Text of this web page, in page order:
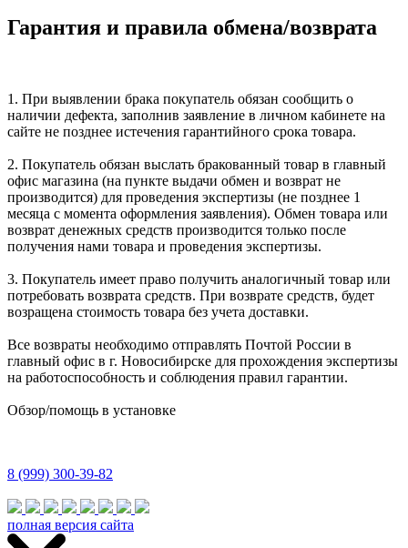
Гарантия и правила обмена/возврата
1. При выявлении брака покупатель обязан сообщить о
наличии дефекта, заполнив заявление в личном кабинете на
сайте не позднее истечения гарантийного срока товара.
2. Покупатель обязан выслать бракованный товар в главный
офис магазина (на пункте выдачи обмен и возврат не
производится) для проведения экспертизы (не позднее 1
месяца с момента оформления заявления). Обмен товара или
возврат денежных средств производится только после
получения нами товара и проведения экспертизы.
3. Покупатель имеет право получить аналогичный товар или
потребовать возврата средств. При возврате средств, будет
возращена стоимость товара без учета доставки.
Все возвраты необходимо отправлять Почтой России в
главный офис в г. Новосибирске для прохождения экспертизы
на работоспособность и соблюдения правил гарантии.
Обзор/помощь в установке
8 (999) 300-39-82
полная версия сайта